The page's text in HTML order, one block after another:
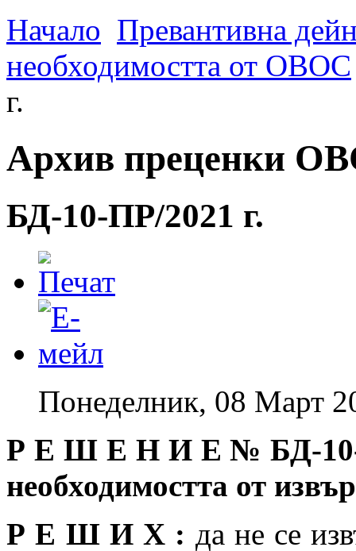
Начало Превантивна
необходимостта от ОВОС
г.
Архив преценки
БД-10-ПР/2021 г.
Понеделник, 08 Март
Р Е Ш Е Н И Е № БД-
необходимостта от
Р Е Ш И Х : да не се